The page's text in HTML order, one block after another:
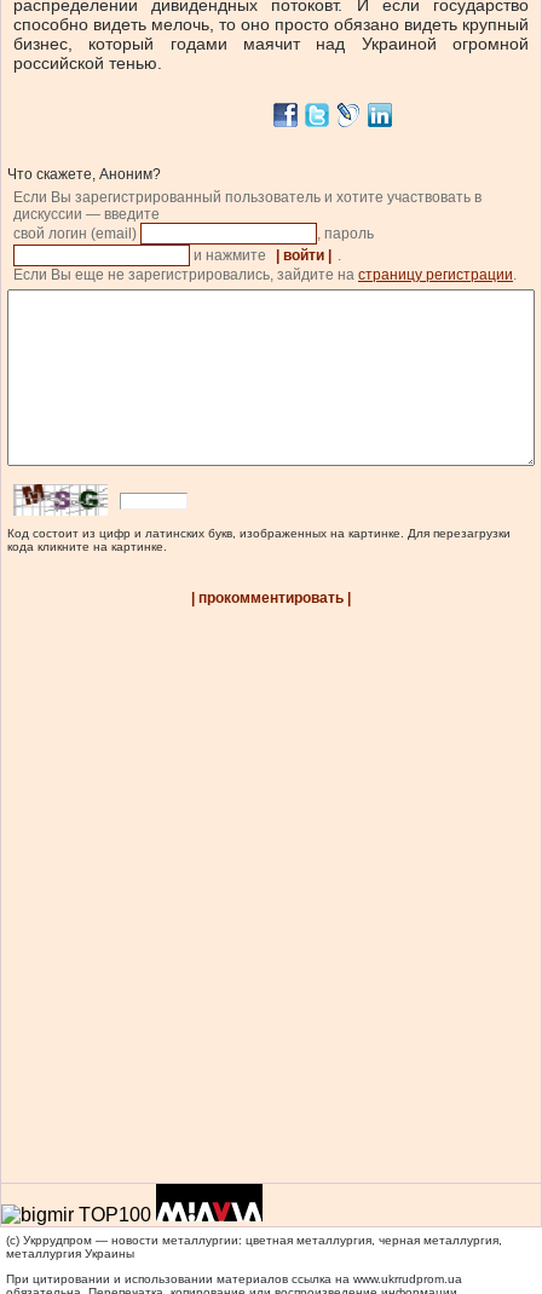
распределении дивидендных потоковт. И если государство
способно видеть мелочь, то оно просто обязано видеть крупный
бизнес, который годами маячит над Украиной огромной
российской тенью.
Что скажете, Аноним?
Если Вы зарегистрированный пользователь и хотите участвовать в
дискуссии — введите
свой логин (email)
, пароль
и нажмите
| войти |
.
Если Вы еще не зарегистрировались, зайдите на страницу регистрации.
Код состоит из цифр и латинских букв, изображенных на картинке. Для перезагрузки
кода кликните на картинке.
| прокомментировать |
(c) Укррудпром — новости металлургии: цветная металлургия, черная металлургия,
металлургия Украины
При цитировании и использовании материалов ссылка на www.ukrrudprom.ua